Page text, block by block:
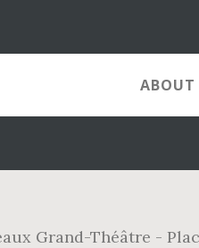
ABOUT
Grand-Théâtre -